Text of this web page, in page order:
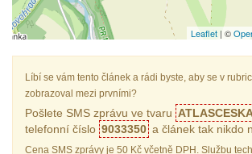
Leaflet | ©
Líbí se vám tento článek a rádi byste, aby se v
zobrazoval mezi prvními?
Pošlete SMS zprávu ve tvaru
telefonní číslo 9033350 a článek tak nikdo
Cena SMS zprávy je 50 Kč včetně DPH. Službu